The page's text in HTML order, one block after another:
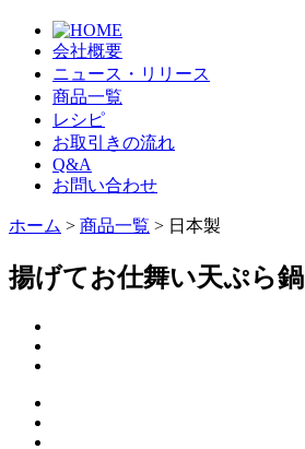
会社概要
ニュース・リリース
商品一覧
レシピ
お取引きの流れ
Q&A
お問い合わせ
ホーム > 商品一覧 > 日本製
揚げてお仕舞い天ぷら鍋